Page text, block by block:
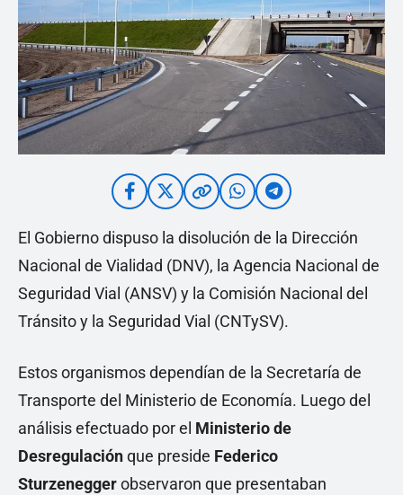
El Gobierno dispuso la disolución de la Dirección
Nacional de Vialidad (DNV), la Agencia Nacional de
Seguridad Vial (ANSV) y la Comisión Nacional del
Tránsito y la Seguridad Vial (CNTySV).
Estos organismos dependían de la Secretaría de
Transporte del Ministerio de Economía. Luego del
análisis efectuado por el Ministerio de
Desregulaciónque preside Federico
Sturzeneggerobservaron que presentaban